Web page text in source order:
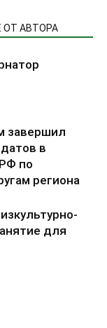
ОТ АВТОРА
завершил
в
по
региона
для